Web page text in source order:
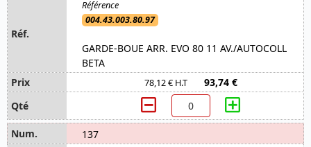
004.43.003.80.97
GARDE-BOUE ARR. EVO 80 11 AV./AUTOCOLL
BETA
78,12 € H.T 93,74 €
137